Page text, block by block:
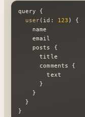
query {
user( id: 123 ) {
    name
    email
    posts {
      title
      comments {
        text
      }
    }
  }
}